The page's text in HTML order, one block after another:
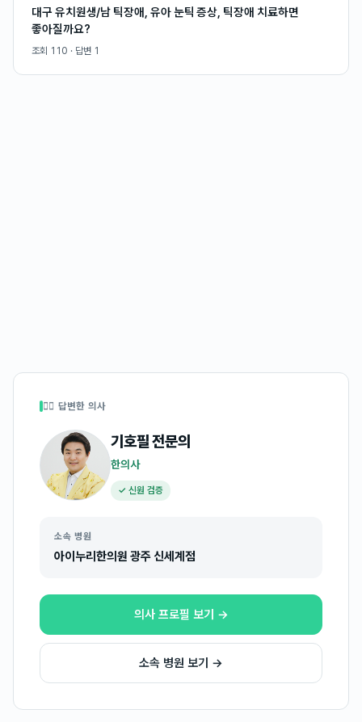
대구 유치원생/남 틱장애, 유아 눈틱 증상, 틱장애 치료하면
좋아질까요?
조회 110 · 답변 1
👩‍⚕️ 답변한 의사
기호필전문의
한의사
✓ 신원 검증
소속 병원
아이누리한의원 광주 신세계점
의사 프로필 보기 →
소속 병원 보기 →